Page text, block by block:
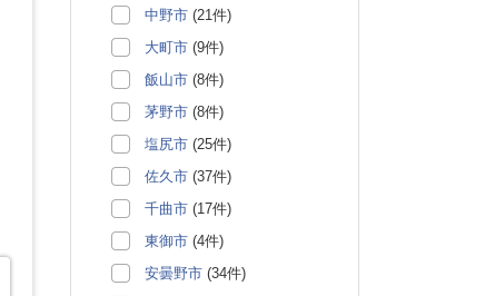
中野市 (21件)
大町市 (9件)
飯山市 (8件)
茅野市 (8件)
塩尻市 (25件)
佐久市 (37件)
千曲市 (17件)
東御市 (4件)
安曇野市 (34件)